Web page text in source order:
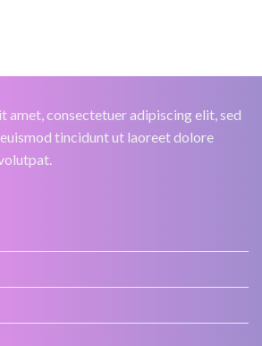
amet, consectetuer adipiscing elit, sed
tincidunt ut laoreet dolore